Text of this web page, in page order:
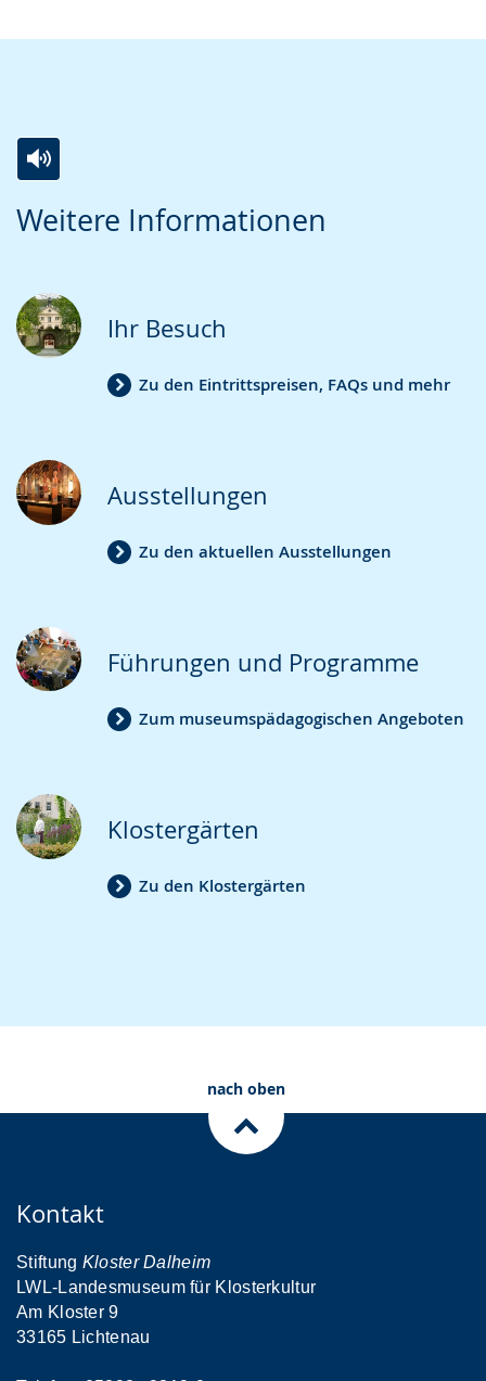
Weitere Informationen
Leichten
wechseln.
Audio-
Video
Deutscher
Gebärdensprache
wird
Ihr Besuch
Zu den Eintrittspreisen, FAQs und mehr
Ausstellungen
Zu den aktuellen Ausstellungen
Führungen und Programme
Zum museumspädagogischen Angeboten
Klostergärten
Zu den Klostergärten
nach oben
Kontakt
Stiftung Kloster Dalheim
LWL-Landesmuseum für Klosterkultur
Am Kloster 9
33165 Lichtenau